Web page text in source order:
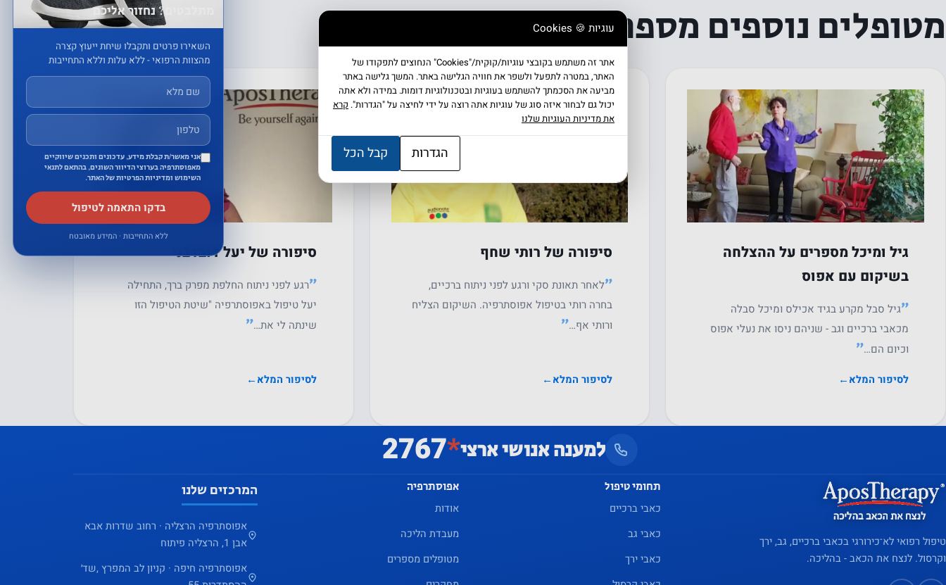
מטופלים נוספים מספרים
ג
גיל ומיכל מספרים על ההצלחה
בשיקום עם אפוס
״גיל סבל מקרע בגיד אכילס ומיכל סבלה
מכאבי ברכיים וגב - שניהם ניסו את נעלי אפוס
וכיום הם…״
לסיפור המלא←
ס
סיפורה של רותי שחף
״לאחר תאונת סקי ורגע לפני ניתוח ברכיים,
בחרה רותי בטיפול אפוסתרפיה. השיקום הצליח
ורותי אף…״
לסיפור המלא←
ס
סיפורה של יעל דובדבני
״רגע לפני ניתוח החלפת מפרק ברך, התחילה
יעל טיפול באפוסתרפיה "שיטת הטיפול הזו
שינתה לי את…״
לסיפור המלא←
למענה אנושי ארצי*
2767
טיפול רפואי לא־כירורגי בכאבי ברכיים, גב, ירך
וקרסול. לנצח את הכאב - בהליכה.
תחומי טיפול
כאבי ברכיים
כאבי גב
כאבי ירך
אפוסתרפיה
אודות
מעבדת הליכה
מטופלים מספרים
המרכזים שלנו
אפוסתרפיה הרצליה · רחוב שדרות אבא
אבן 1, הרצליה פיתוח
אפוסתרפיה חיפה · קניון לב המפרץ ,שד׳
עוגיות 🍪 Cookies
אתר זה משתמש בקובצי עוגיות/קוּקִית/"Cookies" הנחוצים לתפקודו של
האתר, במטרה לתפעל ולשפר את חוויה הגלישה באתר. המשך גלישה באתר
מביעה את הסכמתך להשתמש בעוגיות ובטכנולוגיות דומות. במידה ולא אתה
יכול גם לבחור איזה סוג של עוגיות אתה רוצה על ידי לחיצה על "הגדרות". קרא
את מדיניות העוגיות שלנו
הגדרות קבל הכל
מתלבטים? נחזור אליכם
השאירו פרטים ותקבלו שיחת ייעוץ קצרה
מהצוות הרפואי - ללא עלות וללא התחייבות
אני מאשר/ת קבלת מידע, עדכונים ותכנים שיווקיים
מאפוסתרפיה בערוצי הדיוור השונים, בהתאם לתנאי
השימוש ומדיניות הפרטיות של האתר.
בדקו התאמה לטיפול
ללא התחייבות · המידע מאובטח